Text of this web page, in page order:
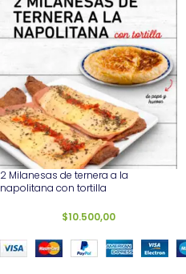
2 Milanesas de ternera a la
napolitana con tortilla
$10.500,00